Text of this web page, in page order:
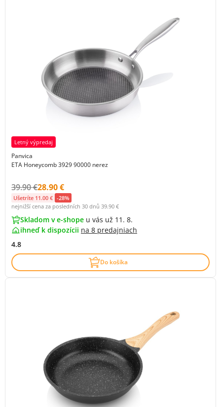
Letný výpredaj
Panvica
ETA Honeycomb 3929 90000 nerez
Původní cena s DPH:
39.90 €Cena s DPH:
28.90 €
Ušetríte 11.00 € -28%
nejnižší cena za posledních 30 dnů 39.90 €
Skladom v e-shope u vás už 11. 8.
ihneď k dispozícii na 8 predajniach
4.8
Do košíka